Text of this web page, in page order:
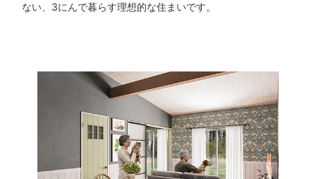
ない、3にんで暮らす理想的な住まいです。